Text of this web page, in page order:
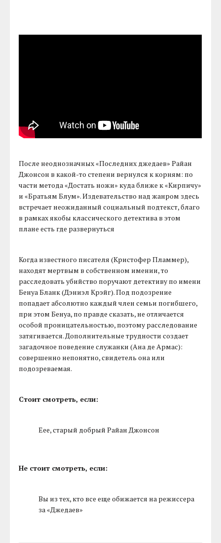
После неоднозначных «Последних джедаев» Райан
Джонсон в какой-то степени вернулся к корням: по
части метода «Достать ножи» куда ближе к «Кирпичу»
и «Братьям Блум». Издевательство над жанром здесь
встречает неожиданный социальный подтекст, благо
в рамках якобы классического детектива в этом
плане есть где развернуться
Когда известного писателя (Кристофер Пламмер),
находят мертвым в собственном имении, то
расследовать убийство поручают детективу по имени
Бенуа Бланк (Дэниэл Крэйг). Под подозрение
попадает абсолютно каждый член семьи погибшего,
при этом Бенуа, по правде сказать, не отличается
особой проницательностью, поэтому расследование
затягивается. Дополнительные трудности создает
загадочное поведение служанки (Ана де Армас):
совершенно непонятно, свидетель она или
подозреваемая.
Стоит смотреть, если:
Еее, старый добрый Райан Джонсон
Не стоит смотреть, если:
Вы из тех, кто все еще обижается на режиссера
за «Джедаев»